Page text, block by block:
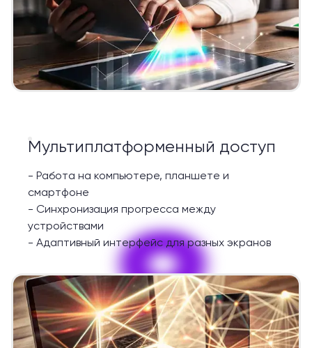
9
Мультиплатформенный доступ
- Работа на компьютере, планшете и
смартфоне
- Синхронизация прогресса между
устройствами
- Адаптивный интерфейс для разных экранов